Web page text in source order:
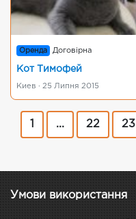
Оренда Договірна
Кот Тимофей
Киев · 25 Липня 2015
... 22 23
Умови використання